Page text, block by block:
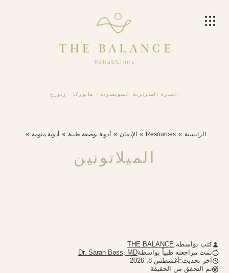
الخبرة السريرية السويسرية · مايوركا · زيورخ
الرئيسية Resources الإدمان أدوية بوصفة طبية أدوية منومة
الميلاتونين
كتب بواسطة:THE BALANCE
تمت مراجعته طبياً بواسطةDr. Sarah Boss, MD
آخر تحديث:أغسطس 8, 2026
تم التحقق من الحقيقة